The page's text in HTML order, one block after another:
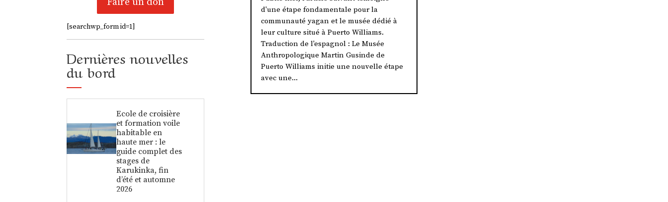
[searchwp_form id=1]
Dernières nouvelles
du bord
Ecole de croisière
et formation voile
habitable en
haute mer : le
guide complet des
stages de
Karukinka, fin
d’été et automne
2026
d'une étape fondamentale pour la
communauté yagan et le musée dédié à
leur culture situé à Puerto Williams.
Traduction de l'espagnol : Le Musée
Anthropologique Martin Gusinde de
Puerto Williams initie une nouvelle étape
avec une...